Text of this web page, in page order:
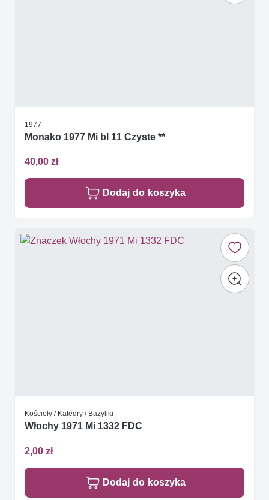
1977
Monako 1977 Mi bl 11 Czyste **
40,00 zł
Dodaj do koszyka
Kościoły / Katedry / Bazyliki
Włochy 1971 Mi 1332 FDC
2,00 zł
Dodaj do koszyka